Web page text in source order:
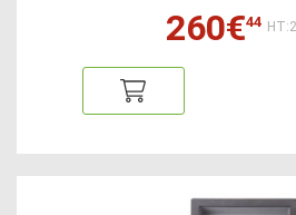
260€44